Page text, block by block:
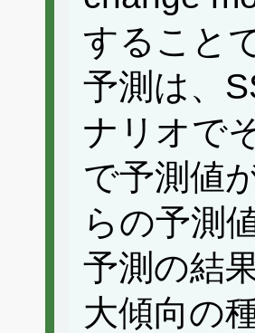
すること
予測は、
ナリオで
で予測値
らの予測
予測の結
大傾向の